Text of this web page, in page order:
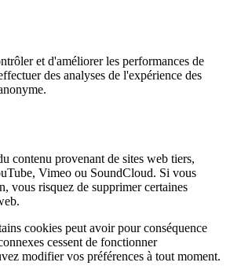
et d'améliorer les performances de
des analyses de l'expérience des
contenu provenant de sites web tiers,
Vimeo ou SoundCloud. Si vous
vous risquez de supprimer certaines
cookies peut avoir pour conséquence
cessent de fonctionner
modifier vos préférences à tout moment.